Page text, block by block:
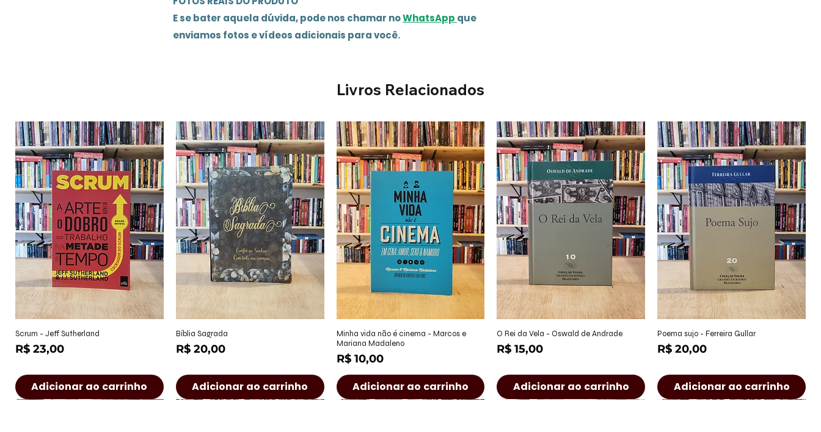
E se bater aquela dúvida, pode nos chamar noWhatsApp que
enviamos fotos e vídeos adicionais para você.
Livros Relacionados
Visualização rápida
Scrum - Jeff Sutherland
Preço
R$ 23,00
Adicionar ao carrinho
Visualização rápida
Bíblia Sagrada
Preço
R$ 20,00
Adicionar ao carrinho
Visualização rápida
Minha vida não é cinema - Marcos e
Mariana Madaleno
Preço
R$ 10,00
Adicionar ao carrinho
Visualização rápida
O Rei da Vela - Oswald de Andrade
Preço
R$ 15,00
Adicionar ao carrinho
Visualização rápida
Poema sujo - Ferreira Gullar
Preço
R$ 20,00
Adicionar ao carrinho